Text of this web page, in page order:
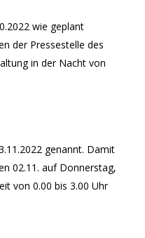
wie geplant
der Pressestelle des
in der Nacht von
genannt. Damit
02.11. auf Donnerstag,
von 0.00 bis 3.00 Uhr